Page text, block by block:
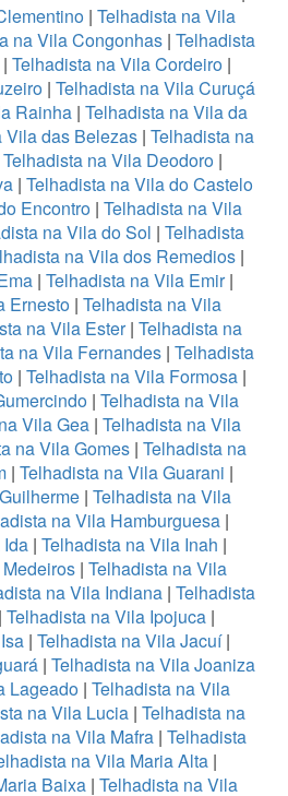
| Telhadista na Vila
na Vila Congonhas | Telhadista
| Telhadista na Vila Cordeiro |
| Telhadista na Vila Curuçá
Rainha | Telhadista na Vila da
Vila das Belezas| Telhadista na
Telhadista na Vila Deodoro|
| Telhadista na Vila do Castelo
Encontro | Telhadista na Vila
na Vila do Sol | Telhadista
na Vila dos Remedios|
| Telhadista na Vila Emir|
Ernesto| Telhadista na Vila
na Vila Ester| Telhadista na
na Vila Fernandes | Telhadista
| Telhadista na Vila Formosa |
| Telhadista na Vila
Vila Gea| Telhadista na Vila
na Vila Gomes| Telhadista na
| Telhadista na Vila Guarani |
| Telhadista na Vila
na Vila Hamburguesa|
| Telhadista na Vila Inah |
| Telhadista na Vila
na Vila Indiana| Telhadista
| Telhadista na Vila Ipojuca |
| Telhadista na Vila Jacuí|
| Telhadista na Vila Joaniza
Lageado| Telhadista na Vila
na Vila Lucia| Telhadista na
na Vila Mafra | Telhadista
na Vila Maria Alta|
Baixa| Telhadista na Vila